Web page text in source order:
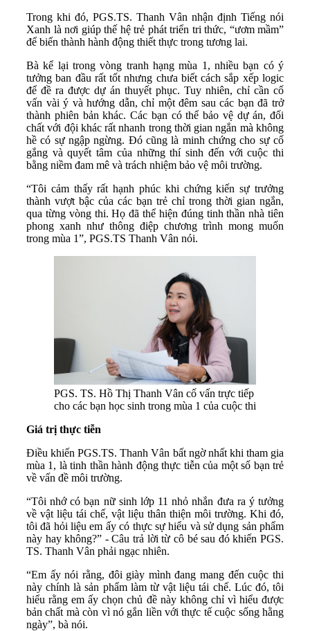
Trong khi đó, PGS.TS. Thanh Vân nhận định Tiếng nói
Xanh là nơi giúp thế hệ trẻ phát triển tri thức, “ươm mầm”
để biến thành hành động thiết thực trong tương lai.
Bà kể lại trong vòng tranh hạng mùa 1, nhiều bạn có ý
tưởng ban đầu rất tốt nhưng chưa biết cách sắp xếp logic
để đề ra được dự án thuyết phục. Tuy nhiên, chỉ cần cố
vấn vài ý và hướng dẫn, chỉ một đêm sau các bạn đã trở
thành phiên bản khác. Các bạn có thể bảo vệ dự án, đối
chất với đội khác rất nhanh trong thời gian ngắn mà không
hề có sự ngập ngừng. Đó cũng là minh chứng cho sự cố
gắng và quyết tâm của những thí sinh đến với cuộc thi
bằng niềm đam mê và trách nhiệm bảo vệ môi trường.
“Tôi cảm thấy rất hạnh phúc khi chứng kiến sự trưởng
thành vượt bậc của các bạn trẻ chỉ trong thời gian ngắn,
qua từng vòng thi. Họ đã thể hiện đúng tinh thần nhà tiên
phong xanh như thông điệp chương trình mong muốn
trong mùa 1”, PGS.TS Thanh Vân nói.
PGS. TS. Hồ Thị Thanh Vân cố vấn trực tiếp
cho các bạn học sinh trong mùa 1 của cuộc thi
Giá trị thực tiễn
Điều khiến PGS.TS. Thanh Vân bất ngờ nhất khi tham gia
mùa 1, là tinh thần hành động thực tiễn của một số bạn trẻ
về vấn đề môi trường.
“Tôi nhớ có bạn nữ sinh lớp 11 nhỏ nhắn đưa ra ý tưởng
về vật liệu tái chế, vật liệu thân thiện môi trường. Khi đó,
tôi đã hỏi liệu em ấy có thực sự hiểu và sử dụng sản phẩm
này hay không?” - Câu trả lời từ cô bé sau đó khiến PGS.
TS. Thanh Vân phải ngạc nhiên.
“Em ấy nói rằng, đôi giày mình đang mang đến cuộc thi
này chính là sản phẩm làm từ vật liệu tái chế. Lúc đó, tôi
hiểu rằng em ấy chọn chủ đề này không chỉ vì hiểu được
bản chất mà còn vì nó gắn liền với thực tế cuộc sống hằng
ngày”, bà nói.